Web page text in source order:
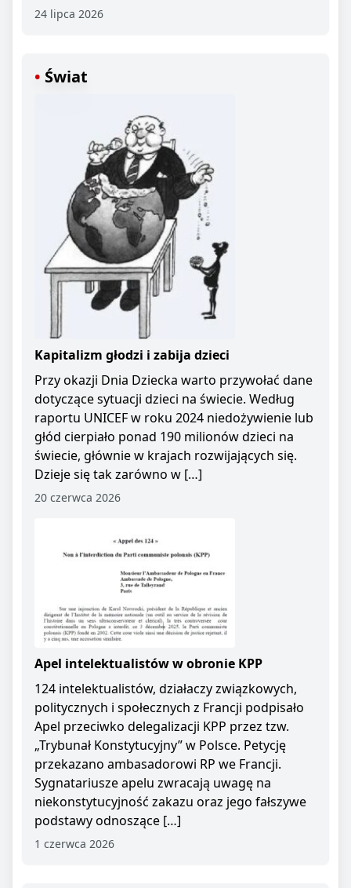
24 lipca 2026
Świat
Kapitalizm głodzi i zabija dzieci
Przy okazji Dnia Dziecka warto przywołać dane
dotyczące sytuacji dzieci na świecie. Według
raportu UNICEF w roku 2024 niedożywienie lub
głód cierpiało ponad 190 milionów dzieci na
świecie, głównie w krajach rozwijających się.
Dzieje się tak zarówno w […]
20 czerwca 2026
Apel intelektualistów w obronie KPP
124 intelektualistów, działaczy związkowych,
politycznych i społecznych z Francji podpisało
Apel przeciwko delegalizacji KPP przez tzw.
„Trybunał Konstytucyjny” w Polsce. Petycję
przekazano ambasadorowi RP we Francji.
Sygnatariusze apelu zwracają uwagę na
niekonstytucyjność zakazu oraz jego fałszywe
podstawy odnoszące […]
1 czerwca 2026